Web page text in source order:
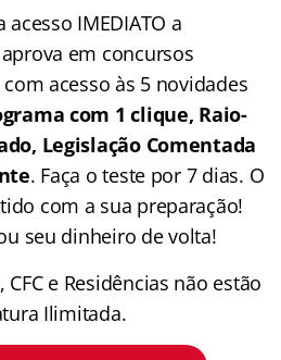
IMEDIATO a
em concursos
acesso às 5 novidades
com 1 clique, Raio-
Legislação Comentada
. Faça o teste por 7 dias. O
com a sua preparação!
seu dinheiro de volta!
e Residências não estão
Ilimitada.